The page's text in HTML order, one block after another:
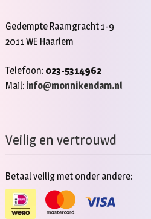
Gedempte Raamgracht 1-9
2011 WE Haarlem
Telefoon: 023-5314962
Mail: info@monnikendam.nl
Veilig en vertrouwd
Betaal veilig met onder andere: